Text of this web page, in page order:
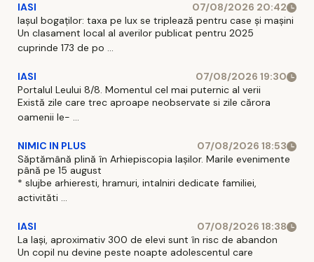
IASI
07/08/2026 20:42
Iașul bogaților: taxa pe lux se triplează pentru case și mașini
Un clasament local al averilor publicat pentru 2025
cuprinde 173 de po ...
IASI
07/08/2026 19:30
Portalul Leului 8/8. Momentul cel mai puternic al verii
Există zile care trec aproape neobservate si zile cărora
oamenii le- ...
NIMIC IN PLUS
07/08/2026 18:53
Săptămână plină în Arhiepiscopia Iașilor. Marile evenimente
până pe 15 august
* slujbe arhieresti, hramuri, intalniri dedicate familiei,
activităti ...
IASI
07/08/2026 18:38
La Iași, aproximativ 300 de elevi sunt în risc de abandon
Un copil nu devine peste noapte adolescentul care